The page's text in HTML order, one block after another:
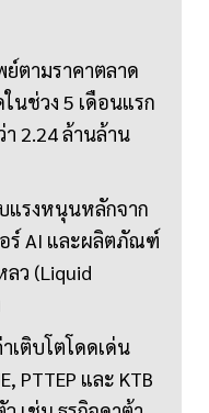
ตามราคาตลาด
นช่วง 5 เดือนแรก
2.24 ล้านล้าน
บแรงหนุนหลักจาก
อร์ AI และผลิตภัณฑ์
ว (Liquid
ติบโตโดดเด่น
PTTEP และ KTB